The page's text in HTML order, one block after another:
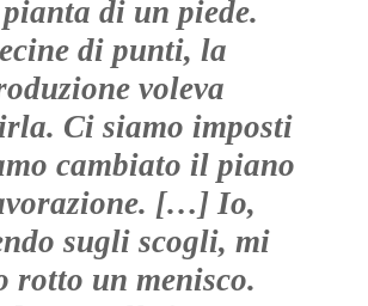
di un piede.
di punti, la
voleva
Ci siamo imposti
cambiato il piano
[…] Io,
sugli scogli, mi
rotto un menisco.